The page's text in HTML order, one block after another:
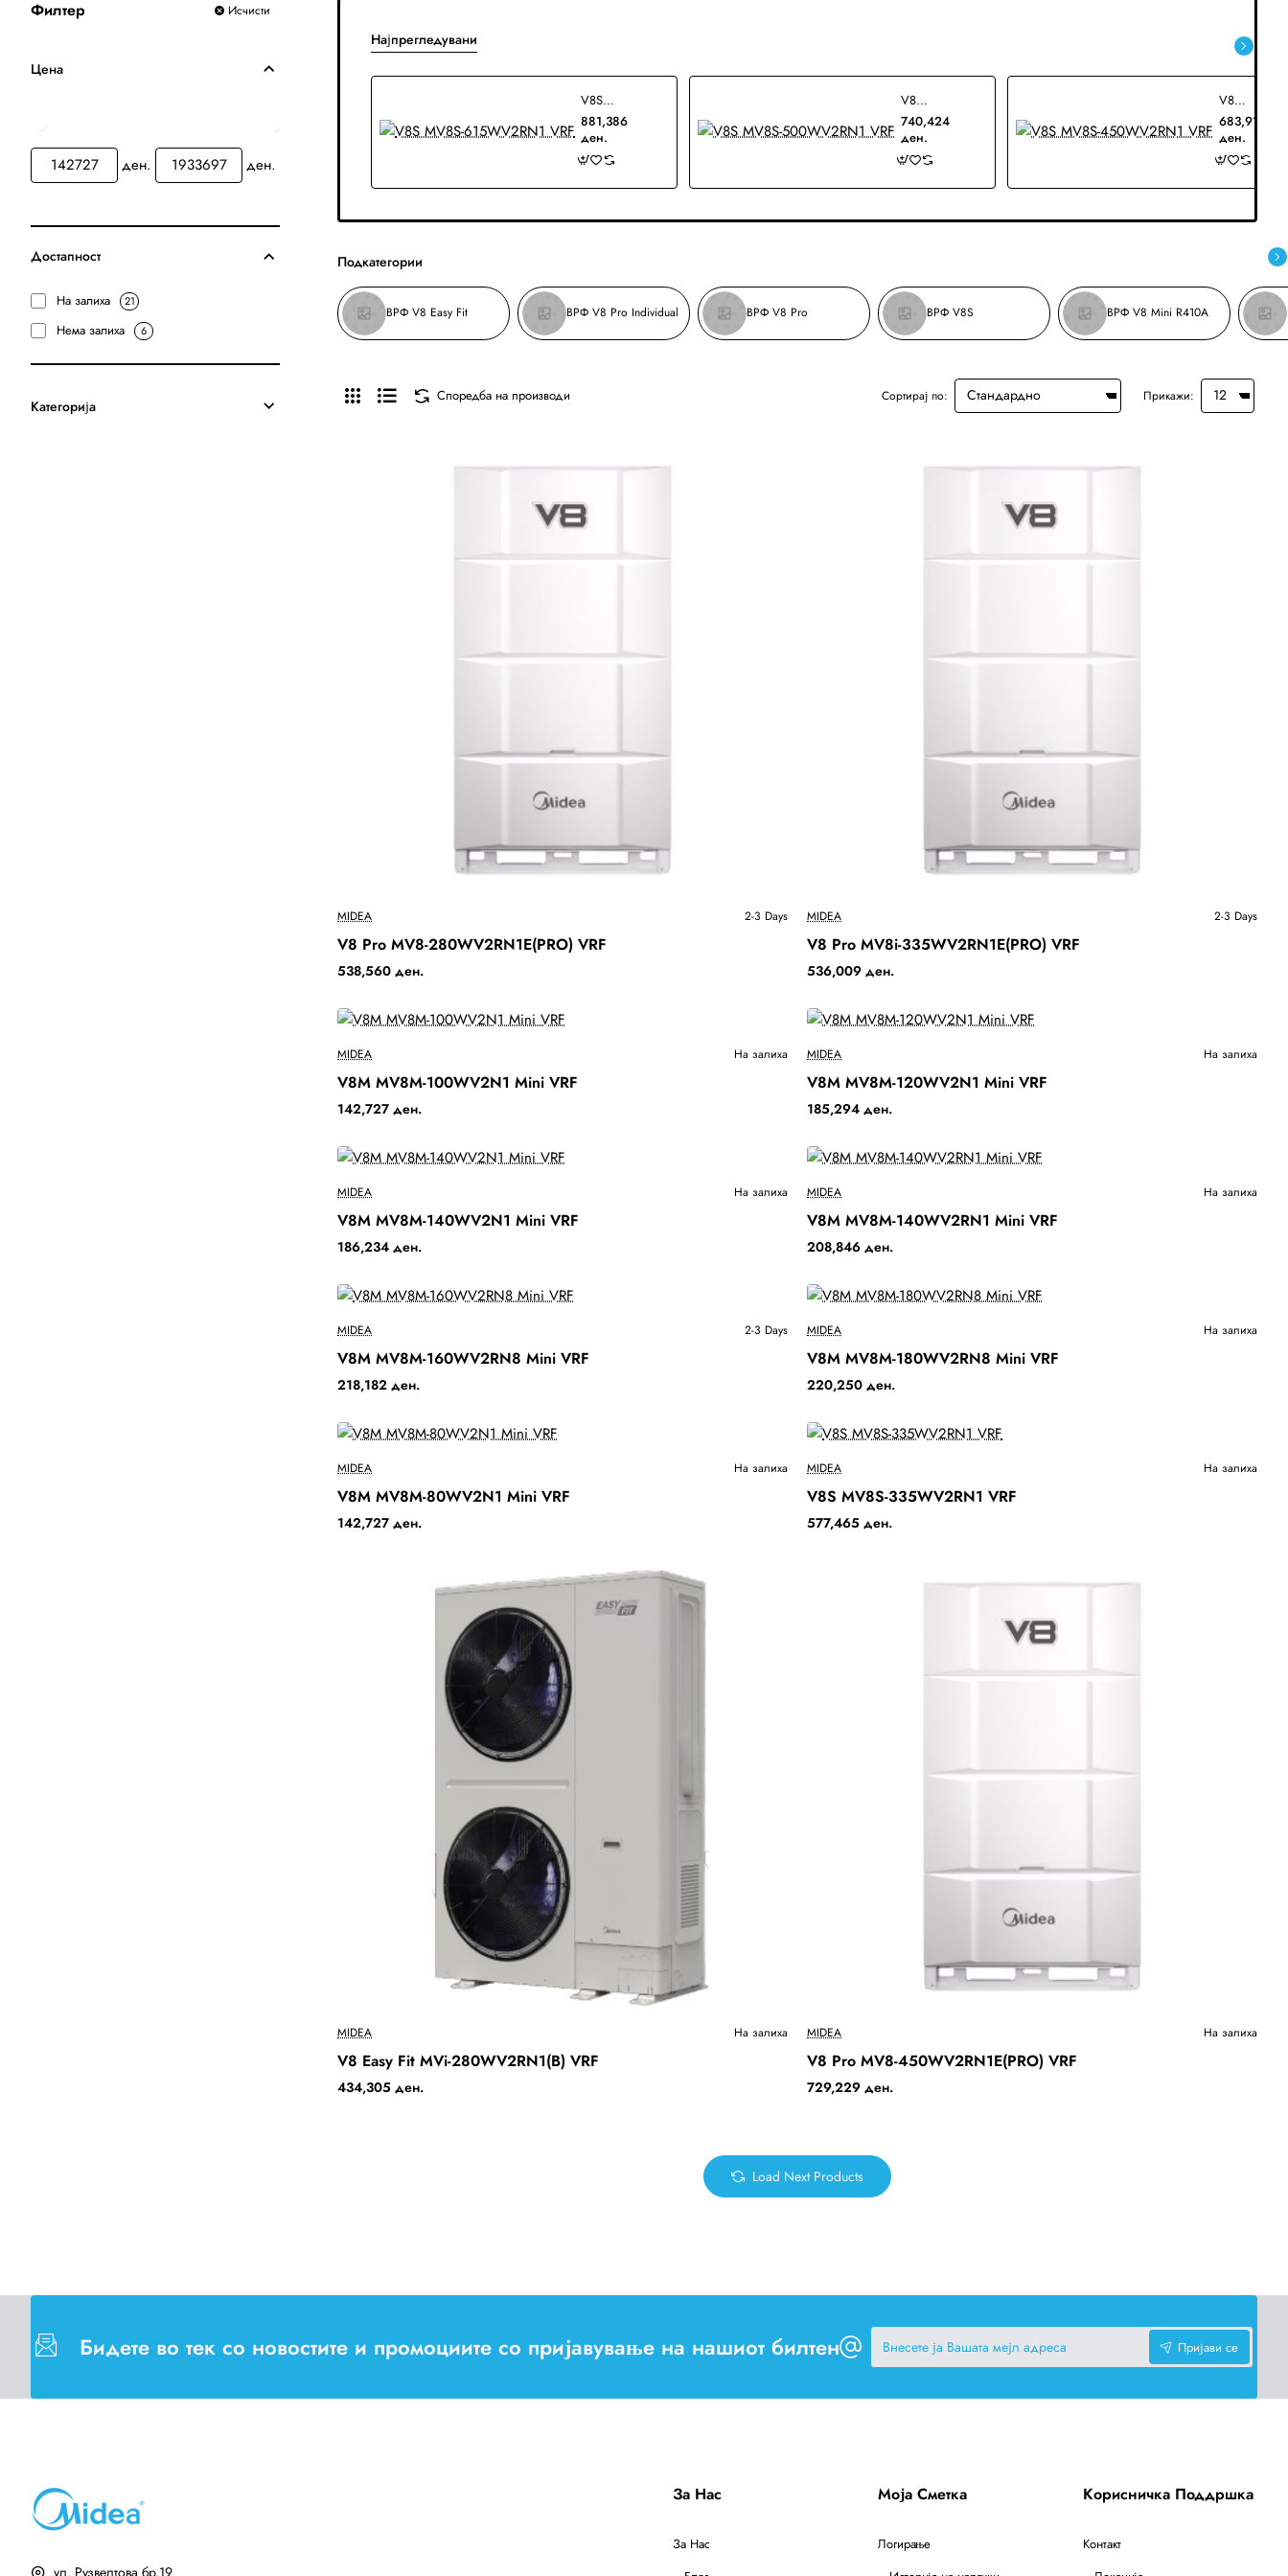
Филтер Исчисти
Цена
ден. ден.
Достапност
На залиха 21
Нема залиха 6
Категорија
Најпрегледувани
V8S MV8S-615WV2RN1 VRF
881,386
ден.
V8S MV8S-500WV2RN1 VRF
740,424
ден.
V8S MV8S-450WV2RN1 VRF
683,919
ден.
Подкатегории
ВРФ V8 Easy Fit ВРФ V8 Pro Individual ВРФ V8 Pro ВРФ V8S ВРФ V8 Mini R410A
Споредба на производи Сортирај по: Прикажи:
Ново
2-3 Days
MIDEA 2-3 Days
V8 Pro MV8-280WV2RN1E(PRO) VRF
538,560 ден.
Ново
2-3 Days
MIDEA 2-3 Days
V8 Pro MV8i-335WV2RN1E(PRO) VRF
536,009 ден.
Ново
MIDEA На залиха
V8M MV8M-100WV2N1 Mini VRF
142,727 ден.
Ново
MIDEA На залиха
V8M MV8M-120WV2N1 Mini VRF
185,294 ден.
Ново
MIDEA На залиха
V8M MV8M-140WV2N1 Mini VRF
186,234 ден.
Ново
MIDEA На залиха
V8M MV8M-140WV2RN1 Mini VRF
208,846 ден.
Ново
2-3 Days
MIDEA 2-3 Days
V8M MV8M-160WV2RN8 Mini VRF
218,182 ден.
Ново
MIDEA На залиха
V8M MV8M-180WV2RN8 Mini VRF
220,250 ден.
Ново
MIDEA На залиха
V8M MV8M-80WV2N1 Mini VRF
142,727 ден.
Ново
MIDEA На залиха
V8S MV8S-335WV2RN1 VRF
577,465 ден.
Ново
MIDEA На залиха
V8 Easy Fit MVi-280WV2RN1(B) VRF
434,305 ден.
Ново
MIDEA На залиха
V8 Pro MV8-450WV2RN1E(PRO) VRF
729,229 ден.
Load Next Products
Бидете во тек со новостите и промоциите со пријавување на нашиот билтен
Внесете
Вашата
Пријави се
ул. Рузвелтова бр.19
За Нас
За Нас
Моја Сметка
Логирање
Корисничка Поддршка
Контакт